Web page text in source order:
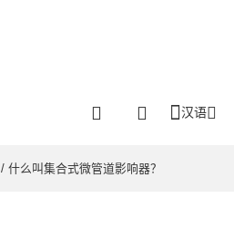
汉语
/ 什么叫集合式微管道影响器？